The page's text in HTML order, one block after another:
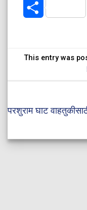
Share
This entry was
परशुराम घाट